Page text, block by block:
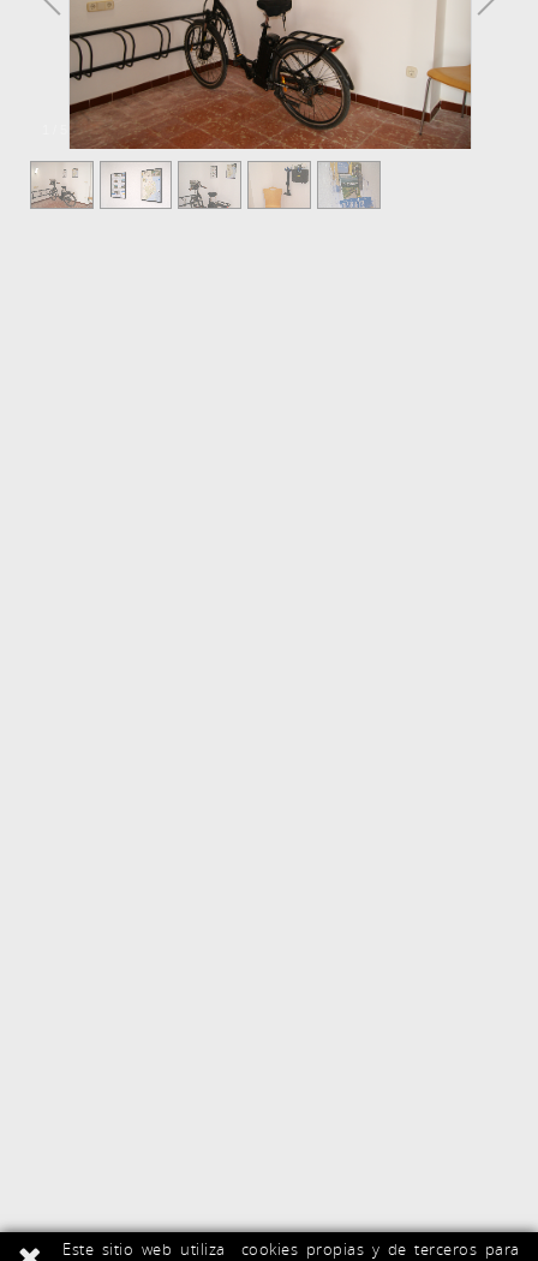
Este sitio web utiliza cookies propias y de terceros para